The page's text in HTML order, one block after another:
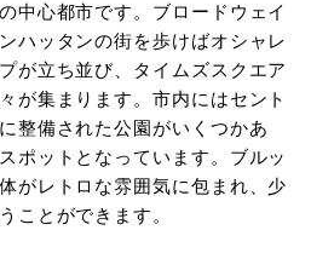
中心都市です。ブロードウェイ
ハッタンの街を歩けばオシャレ
が立ち並び、タイムズスクエア
が集まります。市内にはセント
整備された公園がいくつかあ
ポットとなっています。ブルッ
がレトロな雰囲気に包まれ、少
ことができます。